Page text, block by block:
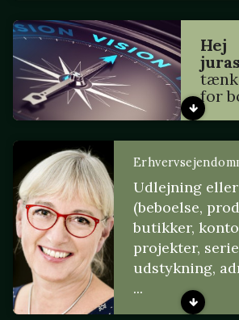
Hej
for
Udlejning
(beboelse,
butikker,
projekter,
udstykning,
...